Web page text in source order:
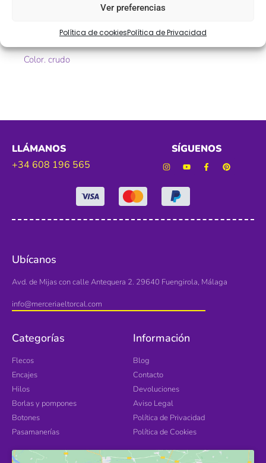
Ver preferencias
Política de cookiesPolítica de Privacidad
Tamaño. 10 mm aprox
Color. crudo
LLÁMANOS
+34 608 196 565
SÍGUENOS
Ubícanos
Avd. de Mijas con calle Antequera 2. 29640 Fuengirola, Málaga
info@merceriaeltorcal.com
Categorías
Flecos
Encajes
Hilos
Borlas y pompones
Botones
Pasamanerías
Información
Blog
Contacto
Devoluciones
Aviso Legal
Política de Privacidad
Política de Cookies